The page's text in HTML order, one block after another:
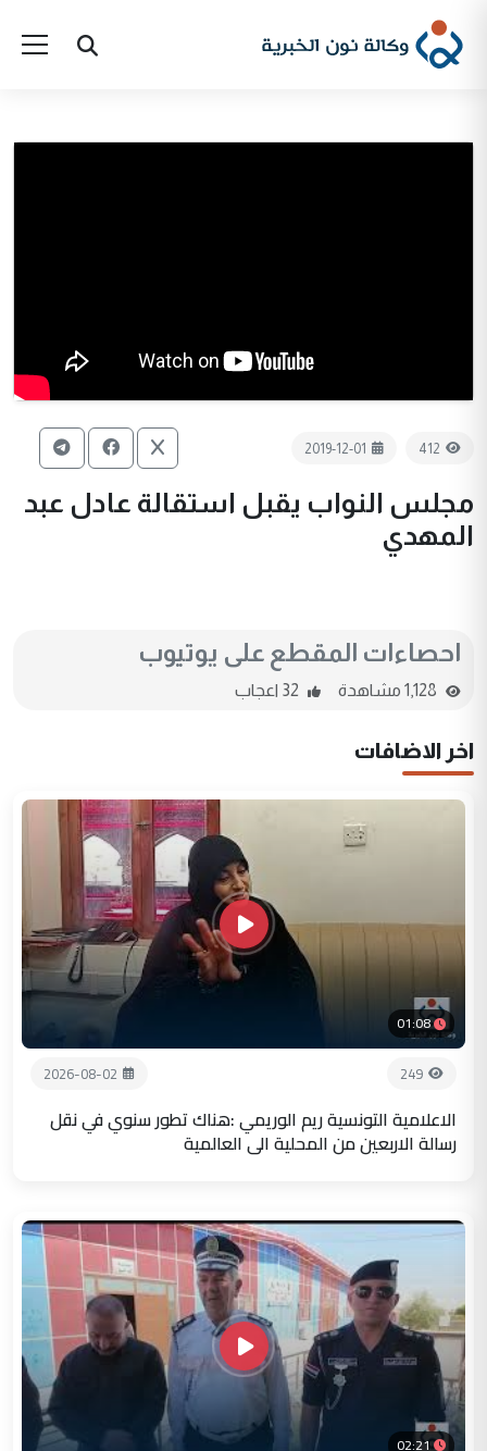
412
2019-12-01
مجلس النواب يقبل استقالة عادل عبد
المهدي
احصاءات المقطع على يوتيوب
اخر الاضافات
01:08
249
2026-08-02
الاعلامية التونسية ريم الوريمي :هناك تطور سنوي في نقل
رسالة الاربعين من المحلية الى العالمية
02:21